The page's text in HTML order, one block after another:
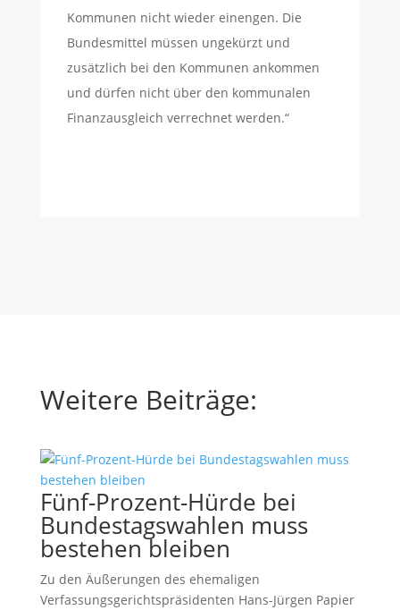
Kommunen nicht wieder einengen. Die
Bundesmittel müssen ungekürzt und
zusätzlich bei den Kommunen ankommen
und dürfen nicht über den kommunalen
Finanzausgleich verrechnet werden.“
Weitere Beiträge:
Fünf-Prozent-Hürde bei
Bundestagswahlen muss
bestehen bleiben
Zu den Äußerungen des ehemaligen
Verfassungsgerichtspräsidenten Hans-Jürgen Papier